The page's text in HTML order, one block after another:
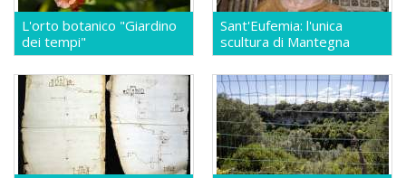
L'orto botanico "Giardino
dei tempi"
Sant'Eufemia: l'unica
scultura di Mantegna